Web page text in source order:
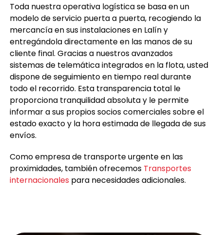
Toda nuestra operativa logística se basa en un
modelo de servicio puerta a puerta, recogiendo la
mercancía en sus instalaciones en Lalín y
entregándola directamente en las manos de su
cliente final. Gracias a nuestros avanzados
sistemas de telemática integrados en la flota, usted
dispone de seguimiento en tiempo real durante
todo el recorrido. Esta transparencia total le
proporciona tranquilidad absoluta y le permite
informar a sus propios socios comerciales sobre el
estado exacto y la hora estimada de llegada de sus
envíos.
Como empresa de transporte urgente en las
proximidades, también ofrecemos Transportes
internacionales para necesidades adicionales.